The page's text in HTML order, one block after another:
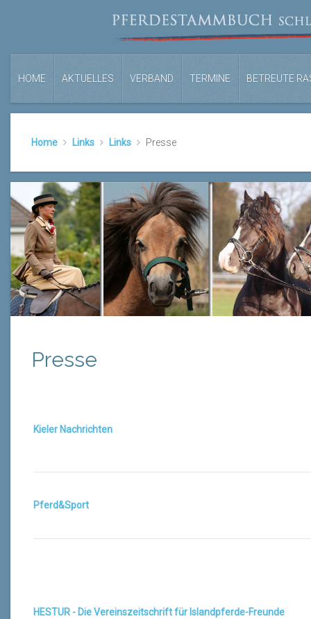
HOME AKTUELLES VERBAND TERMINE BETREUTE
Home Links Links Presse
Presse
Kieler Nachrichten
Pferd&Sport
HESTUR - Die Vereinszeitschrift für Islandpferde-Freunde